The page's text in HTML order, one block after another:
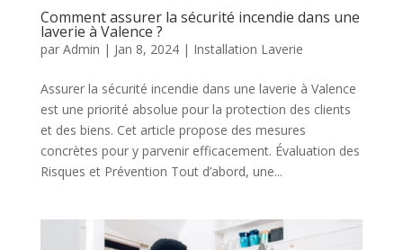
Comment assurer la sécurité incendie dans une
laverie à Valence ?
par Admin | Jan 8, 2024| Installation Laverie
Assurer la sécurité incendie dans une laverie à Valence
est une priorité absolue pour la protection des clients
et des biens. Cet article propose des mesures
concrètes pour y parvenir efficacement. Évaluation des
Risques et Prévention Tout d’abord, une...